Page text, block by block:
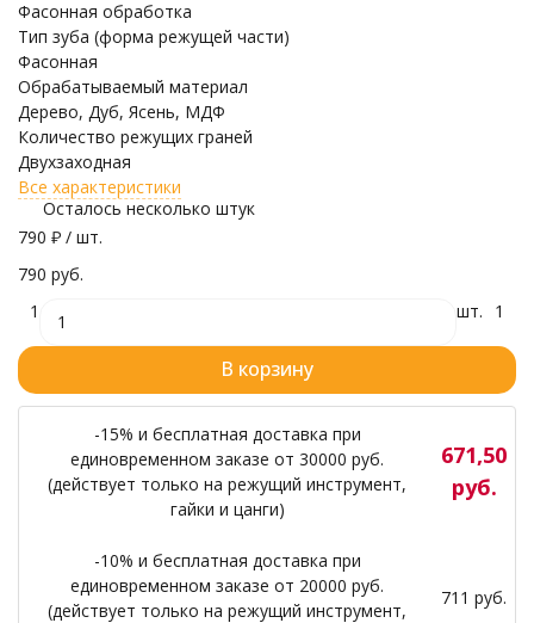
Фасонная обработка
Тип зуба (форма режущей части)
Фасонная
Обрабатываемый материал
Дерево, Дуб, Ясень, МДФ
Количество режущих граней
Двухзаходная
Все характеристики
Осталось несколько штук
790 ₽ / шт.
790 руб.
1
шт. 1
В корзину
-15% и бесплатная доставка при
единовременном заказе от 30000 руб.
(действует только на режущий инструмент,
гайки и цанги)
671,50
руб.
-10% и бесплатная доставка при
единовременном заказе от 20000 руб.
(действует только на режущий инструмент,
711 руб.